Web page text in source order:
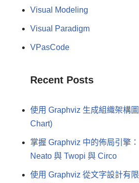
Visual Modeling
Visual Paradigm
VPasCode
Recent Posts
使用 Graphviz 生成組織架構
Chart)
掌握 Graphviz 中的佈局引擎
Neato 與 Twopi 與 Circo
使用 Graphviz 從文字設計有